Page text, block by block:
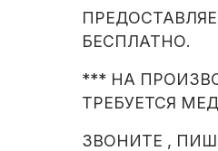
БЕСПЛАТНО.
*** НА
ТРЕБУЕТСЯ
ЗВОНИТЕ ,